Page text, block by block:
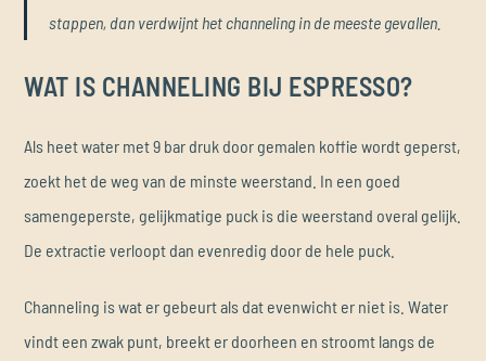
stappen, dan verdwijnt het channeling in de meeste gevallen.
WAT IS CHANNELING BIJ ESPRESSO?
Als heet water met 9 bar druk door gemalen koffie wordt geperst,
zoekt het de weg van de minste weerstand. In een goed
samengeperste, gelijkmatige puck is die weerstand overal gelijk.
De extractie verloopt dan evenredig door de hele puck.
Channeling is wat er gebeurt als dat evenwicht er niet is. Water
vindt een zwak punt, breekt er doorheen en stroomt langs de